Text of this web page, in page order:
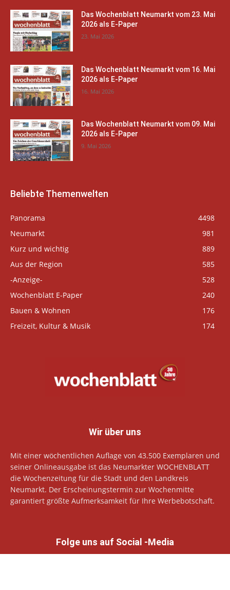
Das Wochenblatt Neumarkt vom 23. Mai
2026 als E-Paper
23. Mai 2026
Das Wochenblatt Neumarkt vom 16. Mai
2026 als E-Paper
16. Mai 2026
Das Wochenblatt Neumarkt vom 09. Mai
2026 als E-Paper
9. Mai 2026
Beliebte Themenwelten
Panorama
4498
Neumarkt
981
Kurz und wichtig
889
Aus der Region
585
-Anzeige-
528
Wochenblatt E-Paper
240
Bauen & Wohnen
176
Freizeit, Kultur & Musik
174
Wir über uns
Mit einer wöchentlichen Auflage von 43.500 Exemplaren und
seiner Onlineausgabe ist das Neumarkter WOCHENBLATT
die Wochenzeitung für die Stadt und den Landkreis
Neumarkt. Der Erscheinungstermin zur Wochenmitte
garantiert größte Aufmerksamkeit für Ihre Werbebotschaft.
Folge uns auf Social -Media